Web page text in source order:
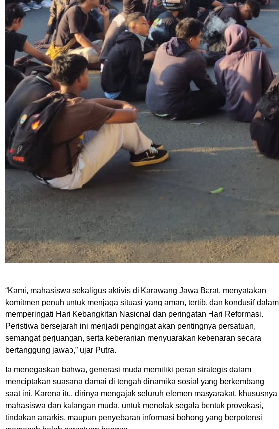
“Kami, mahasiswa sekaligus aktivis di Karawang Jawa Barat, menyatakan
komitmen penuh untuk menjaga situasi yang aman, tertib, dan kondusif dalam
memperingati Hari Kebangkitan Nasional dan peringatan Hari Reformasi.
Peristiwa bersejarah ini menjadi pengingat akan pentingnya persatuan,
semangat perjuangan, serta keberanian menyuarakan kebenaran secara
bertanggung jawab,” ujar Putra.
Ia menegaskan bahwa, generasi muda memiliki peran strategis dalam
menciptakan suasana damai di tengah dinamika sosial yang berkembang
saat ini. Karena itu, dirinya mengajak seluruh elemen masyarakat, khususnya
mahasiswa dan kalangan muda, untuk menolak segala bentuk provokasi,
tindakan anarkis, maupun penyebaran informasi bohong yang berpotensi